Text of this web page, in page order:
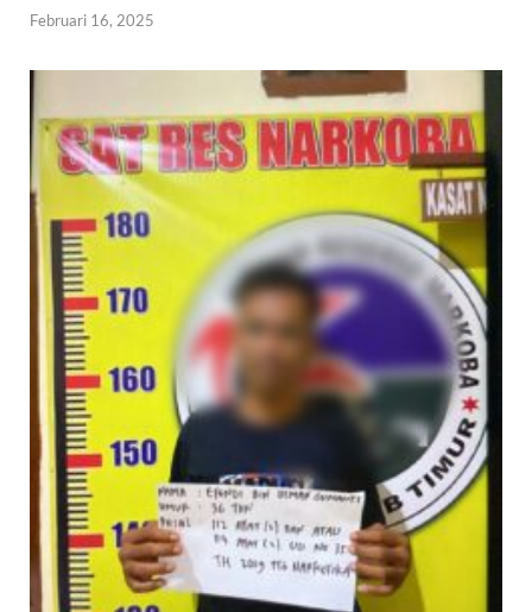
Februari 16, 2025